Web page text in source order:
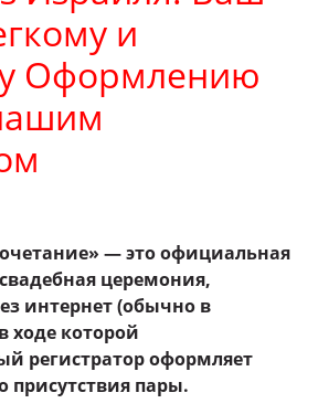
и
Оформлению
— это официальная
церемония,
интернет (обычно в
ходе которой
регистратор оформляет
присутствия пары.